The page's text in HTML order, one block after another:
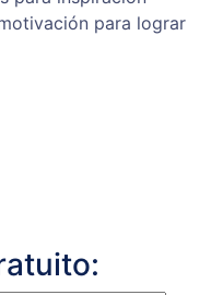
para lograr